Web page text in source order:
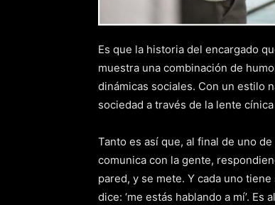
Es que la historia del encargado
muestra una combinación de
dinámicas sociales. Con un estilo
sociedad a través de la lente
Tanto es así que, al final de uno
comunica con la gente,
pared, y se mete. Y cada uno
dice: ‘me estás hablando a mí’.